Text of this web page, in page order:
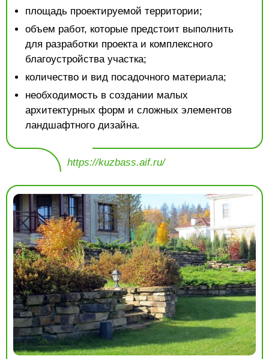
площадь проектируемой территории;
объем работ, которые предстоит выполнить
для разработки проекта и комплексного
благоустройства участка;
количество и вид посадочного материала;
необходимость в создании малых
архитектурных форм и сложных элементов
ландшафтного дизайна.
https://kuzbass.aif.ru/